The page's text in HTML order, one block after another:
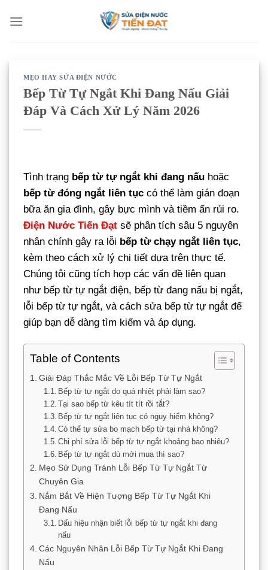
qua
MẸO HAY SỬA ĐIỆN NƯỚC
Bếp Từ Tự Ngắt Khi Đang Nấu Giải
Đáp Và Cách Xử Lý Năm 2026
Tình trạng bếp từ tự ngắt khi đang nấu hoặc
bếp từ đóng ngắt liên tục có thể làm gián đoạn
bữa ăn gia đình, gây bực mình và tiềm ẩn rủi ro.
Điện Nước Tiến Đạt sẽ phân tích sâu 5 nguyên
nhân chính gây ra lỗi bếp từ chạy ngắt liên tục,
kèm theo cách xử lý chi tiết dựa trên thực tế.
Chúng tôi cũng tích hợp các vấn đề liên quan
như bếp từ tự ngắt điện, bếp từ đang nấu bị ngắt,
lỗi bếp từ tự ngắt, và cách sửa bếp từ tự ngắt để
giúp bạn dễ dàng tìm kiếm và áp dụng.
Table of Contents
Giải Đáp Thắc Mắc Về Lỗi Bếp Từ Tự Ngắt
Bếp từ tự ngắt do quá nhiệt phải làm sao?
Tại sao bếp từ kêu tít tít rồi tắt?
Bếp từ tự ngắt liên tục có nguy hiểm không?
Có thể tự sửa bo mạch bếp từ tại nhà không?
Chi phí sửa lỗi bếp từ tự ngắt khoảng bao nhiêu?
Bếp từ tự ngắt dù mới mua thì sao?
Mẹo Sử Dụng Tránh Lỗi Bếp Từ Tự Ngắt Từ
Chuyên Gia
Nắm Bắt Về Hiện Tượng Bếp Từ Tự Ngắt Khi
Đang Nấu
Dấu hiệu nhận biết lỗi bếp từ tự ngắt khi đang
nấu
Các Nguyên Nhân Lỗi Bếp Từ Tự Ngắt Khi Đang
Nấu